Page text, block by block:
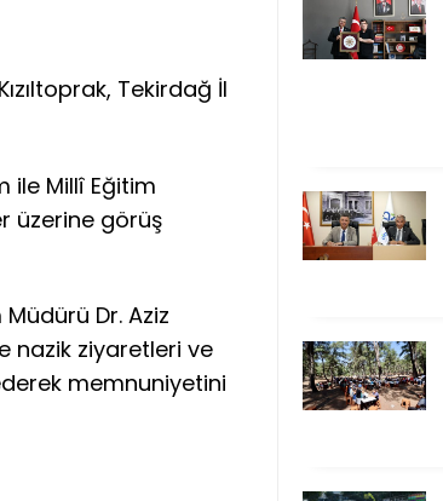
Tekirdağ İl
ile Millî Eğitim
üzerine görüş
Dr. Aziz
nazik ziyaretleri ve
memnuniyetini